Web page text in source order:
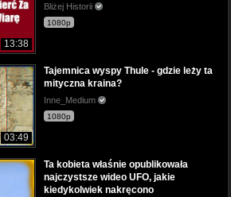
13:38
Bliżej Historii
1080p
03:49
Tajemnica wyspy Thule - gdzie leży ta
mityczna kraina?
Inne_Medium
1080p
Ta kobieta właśnie opublikowała
najczystsze wideo UFO, jakie
kiedykolwiek nakręcono